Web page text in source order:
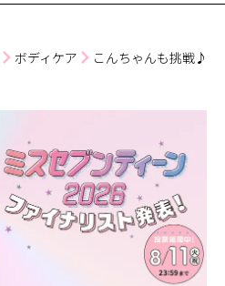
ボディケア こんちゃんも挑戦♪